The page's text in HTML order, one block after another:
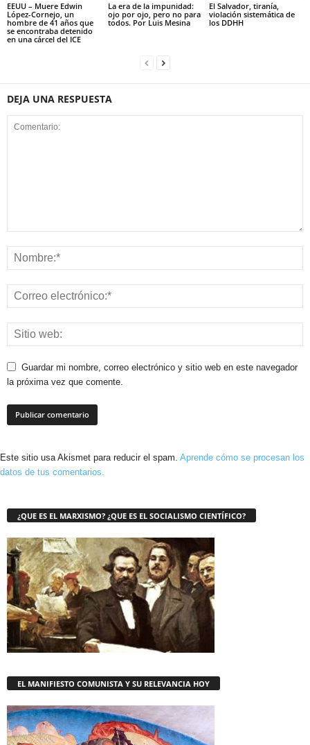
EEUU – Muere Edwin
López-Cornejo, un
hombre de 41 años que
se encontraba detenido
en una cárcel del ICE
La era de la impunidad:
ojo por ojo, pero no para
todos. Por Luis Mesina
El Salvador, tiranía,
violación sistemática de
los DDHH
DEJA UNA RESPUESTA
Guardar mi nombre, correo electrónico y sitio web en este navegador
la próxima vez que comente.
Este sitio usa Akismet para reducir el spam. Aprende cómo se procesan los
datos de tus comentarios.
¿QUE ES EL MARXISMO? ¿QUE ES EL SOCIALISMO CIENTÍFICO?
EL MANIFIESTO COMUNISTA Y SU RELEVANCIA HOY